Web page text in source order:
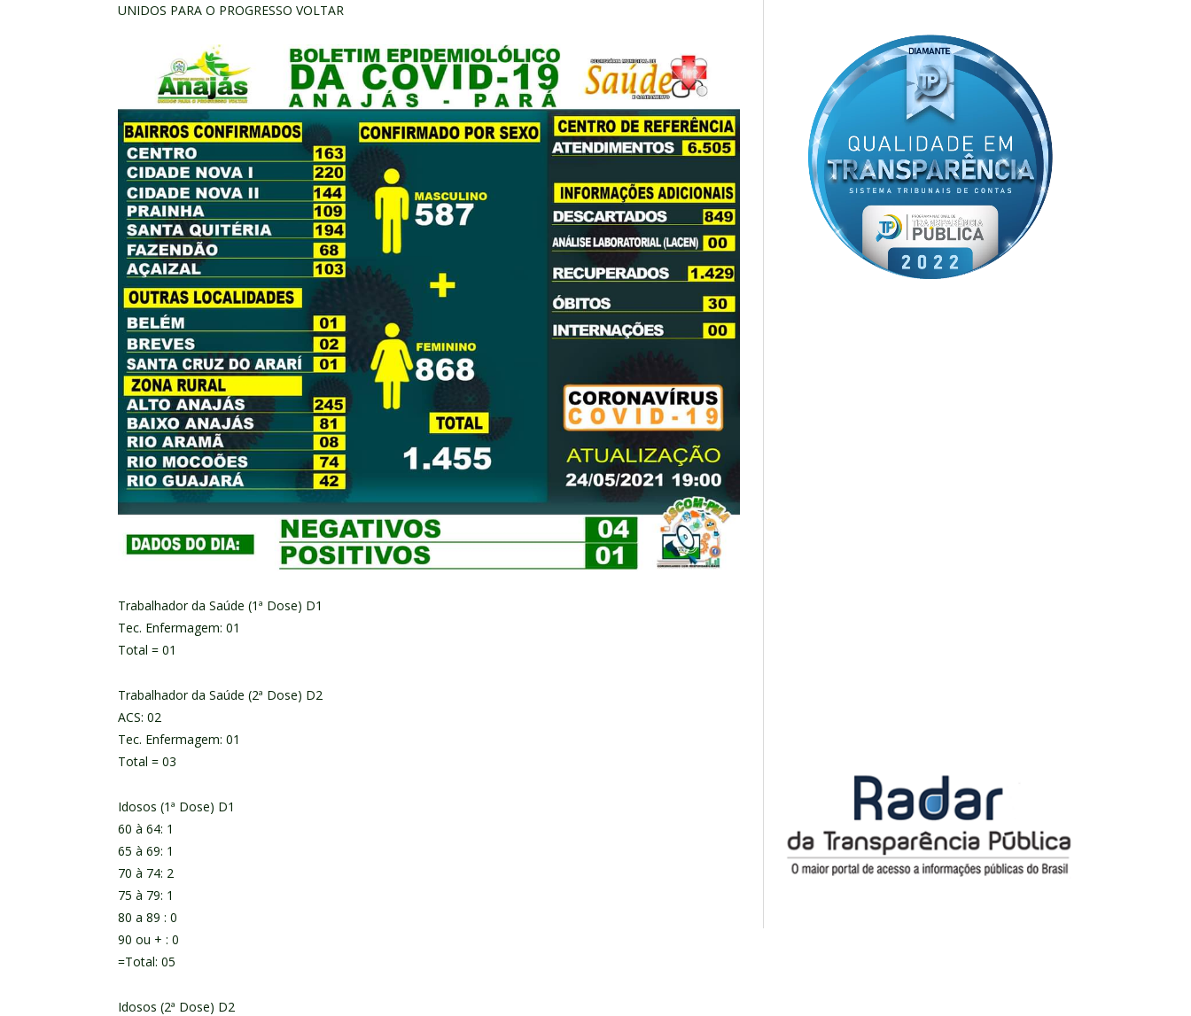
UNIDOS PARA O PROGRESSO VOLTAR
Trabalhador da Saúde (1ª Dose) D1
Tec. Enfermagem: 01
Total = 01
Trabalhador da Saúde (2ª Dose) D2
ACS: 02
Tec. Enfermagem: 01
Total = 03
Idosos (1ª Dose) D1
60 à 64: 1
65 à 69: 1
70 à 74: 2
75 à 79: 1
80 a 89 : 0
90 ou + : 0
=Total: 05
Idosos (2ª Dose) D2